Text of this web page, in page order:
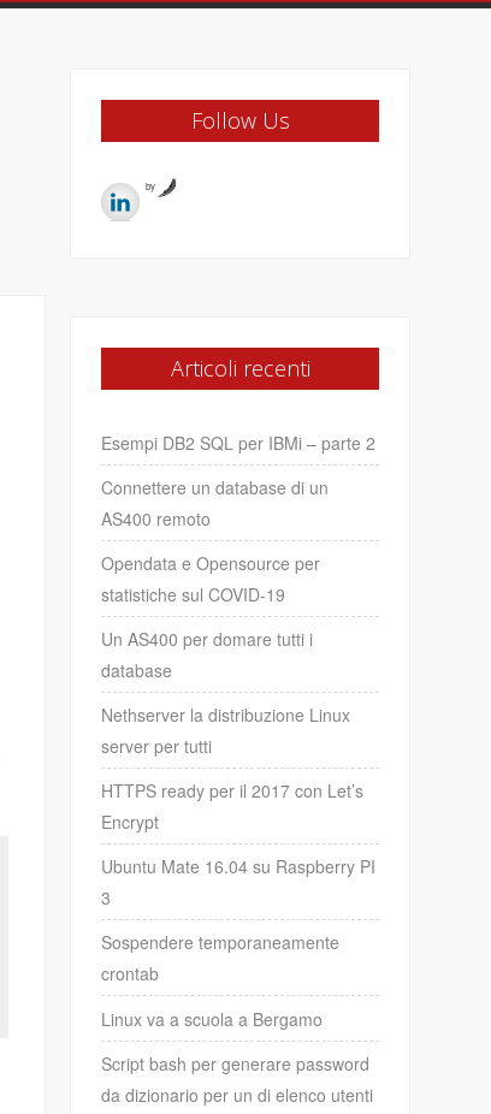
Follow Us
by
Articoli recenti
Esempi DB2 SQL per IBMi – parte 2
Connettere un database di un
AS400 remoto
Opendata e Opensource per
statistiche sul COVID-19
Un AS400 per domare tutti i
database
Nethserver la distribuzione Linux
server per tutti
HTTPS ready per il 2017 con Let’s
Encrypt
Ubuntu Mate 16.04 su Raspberry PI
3
Sospendere temporaneamente
crontab
Linux va a scuola a Bergamo
Script bash per generare password
da dizionario per un di elenco utenti